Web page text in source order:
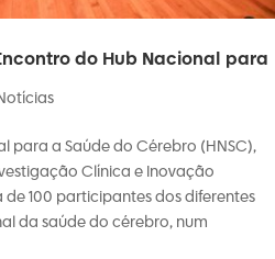
do Hub Nacional para
para a Saúde do Cérebro (HNSC),
Clínica e Inovação
de 100 participantes dos diferentes
da saúde do cérebro, num